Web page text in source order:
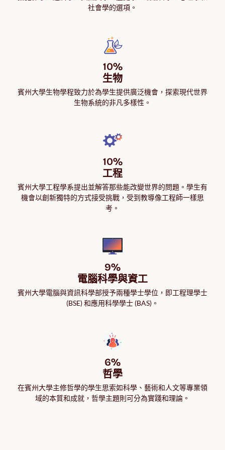
社會學的選項。
10%
生物
賓州大學生物學程致力於為學生提供廣泛機會，探索現代世界
生物系統的非凡多樣性。
10%
工程
賓州大學工程學系提出並解答那些能改變世界的問題。學生有
機會以創新獨特的方式接受挑戰，受到教導像工程師一樣思
考。
9%
電腦科學與資工
賓州大學電腦與資訊科學部授予兩種學士學位，即工程理學士
(BSE) 和應用科學學士 (BAS)。
6%
哲學
在賓州大學主修哲學的學生思索如科學、藝術和人文等專業領
域的本質和成就，哲學主題則可分為實踐和理論。